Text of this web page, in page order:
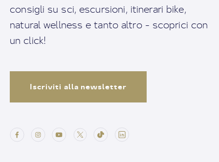
consigli su sci, escursioni, itinerari bike,
natural wellness e tanto altro - scoprici con
un click!
Iscriviti alla newsletter